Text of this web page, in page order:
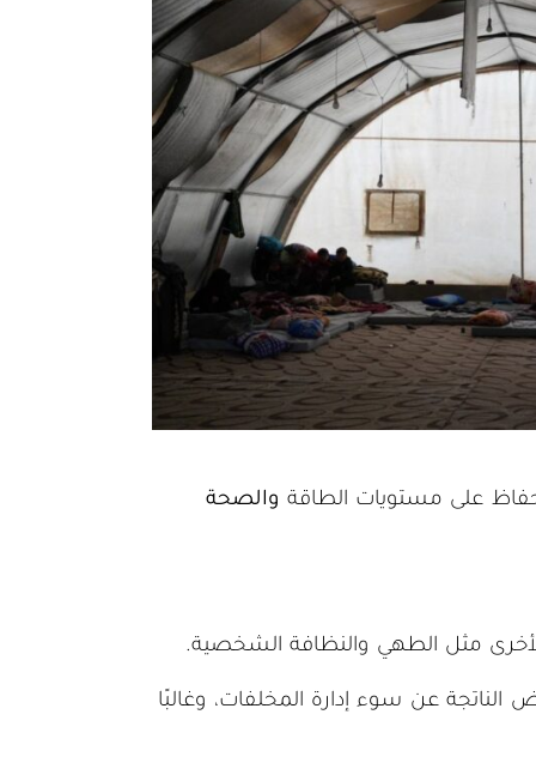
على مستويات الطاقة والصحة
مثل الطهي والنظافة الشخصية.
عن سوء إدارة المخلفات، وغالبًا